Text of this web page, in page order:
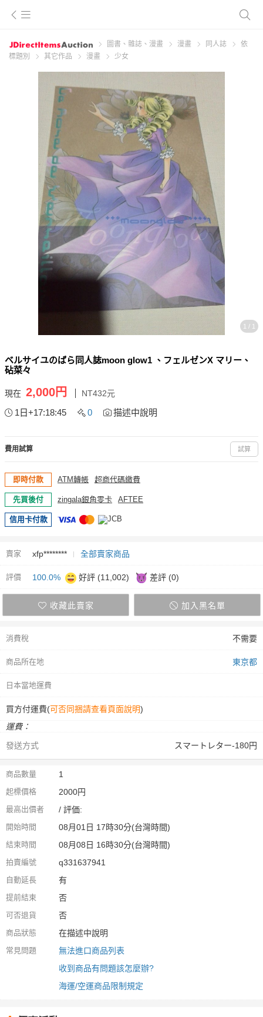
圖書、雜誌、漫畫 漫畫 同人誌
依
標題別
其它作品 漫畫 少女
1 / 1
ベルサイユのばら同人誌moon glow1 、フェルゼンX マリー、
砧菜々
現在 2,000円 NT432元
1日+17:18:45 0 描述中說明
費用試算 試算
即時付款 ATM轉帳 超商代碼繳費
先買後付 zingala銀角零卡 AFTEE
信用卡付款
賣家 xfp******** 全部賣家商品
評價 100.0% 好評 (11,002) 差評 (0)
收藏此賣家 加入黑名單
消費稅 不需要
商品所在地 東京都
日本當地運費
買方付運費(可否同捆請查看頁面說明)
運費：
發送方式
スマートレター-180円
商品數量 1
起標價格 2000円
最高出價者 / 評価:
開始時間 08月01日 17時30分(台灣時間)
結束時間 08月08日 16時30分(台灣時間)
拍賣編號 q331637941
自動延長 有
提前結束 否
可否退貨 否
商品狀態 在描述中說明
常見問題
無法進口商品列表
收到商品有問題該怎麼辦?
海運/空運商品限制規定